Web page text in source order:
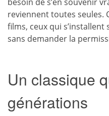
reviennent toutes seules.
films, ceux qui
sans demander la
Un classique
générations